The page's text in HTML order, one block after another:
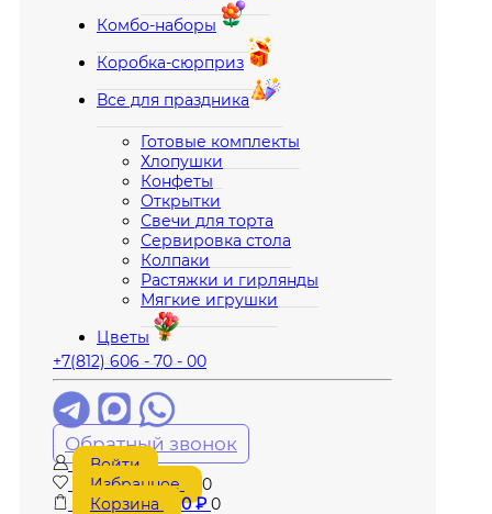
Комбо-наборы
Коробка-сюрприз
Все для праздника
Готовые комплекты
Хлопушки
Конфеты
Открытки
Свечи для торта
Сервировка стола
Колпаки
Растяжки и гирлянды
Мягкие игрушки
Цветы
+7(812) 606 - 70 - 00
Обратный звонок
Войти
Избранное
0
Корзина
0₽ 0